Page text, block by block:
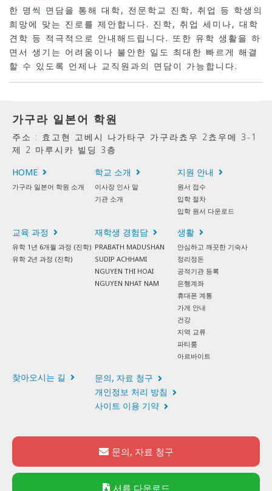
한 명씩 면담을 통해 대학, 전문학교 진학, 취업 등 학생의
희망에 맞는 진로를 제안합니다. 진학, 취업 세미나, 대학
견학 등 적극적으로 안내해드립니다. 또한 유학 생활을 하
면서 생기는 어려움이나 불안한 일도 최대한 빠르게 해결
할 수 있도록 언제나 교직원과의 면담이 가능합니다.
가구라 일본어 학원
주소 : 효고현 고베시 나가타구 가구라쵸우 2쵸우메 3-1
제 2 마루시카 빌딩 3층
HOME
가구라 일본어 학원 소개
학교 소개
이사장 인사 말
기관 소개
지원 안내
원서 접수
입학 절차
입학 원서 다운로드
교육 과정
유학 1년 6개월 과정 (진학)
유학 2년 과정 (진학)
재학생 경험담
PRABATH MADUSHAN
SUDIP ACHHAMI
NGUYEN THI HOAI
NGUYEN NHAT NAM
생활
안심하고 깨끗한 기숙사
정리정돈
공적기관 등록
은행계좌
휴대폰 계통
가게 안내
건강
지역 교류
파티룸
아르바이트
찾아오시는 길
문의, 자료 청구
개인정보 처리 방침
사이트 이용 기약
문의, 자료 청구
서류 다운로드